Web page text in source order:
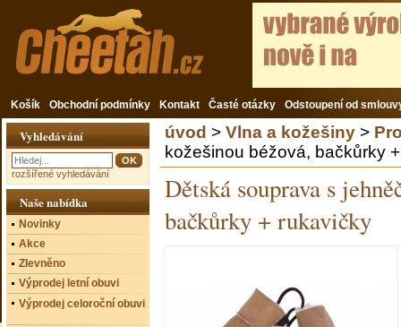
Košík Obchodní podmínky Kontakt Časté otázky Odstoupení od
úvod > Vlna a kožešiny >
kožešinou béžová, bačkůrky
Dětská souprava s
bačkůrky + rukavičky
Vyhledávání
rozšířené vyhledávání
Naše nabídka
Novinky
Akce
Zlevněno
Výprodej letní obuvi
Výprodej celoroční obuvi